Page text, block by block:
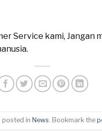
Service kami, Jangan
posted in News . Bookmark the